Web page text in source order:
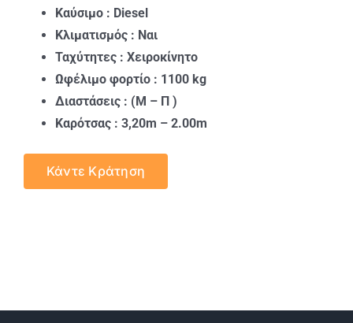
Καύσιμο : Diesel
Κλιματισμός : Ναι
Ταχύτητες : Χειροκίνητο
Ωφέλιμο φορτίο : 1100 kg
Διαστάσεις : (Μ – Π )
Καρότσας : 3,20m – 2.00m
Κάντε Κράτηση